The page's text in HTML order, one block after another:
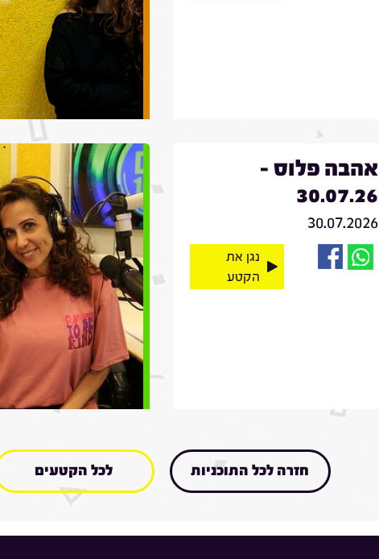
אהבה פלוס -
30.07.26
30.07.2026
נגן את
הקטע
חזרה לכל התוכניות לכל הקטעים